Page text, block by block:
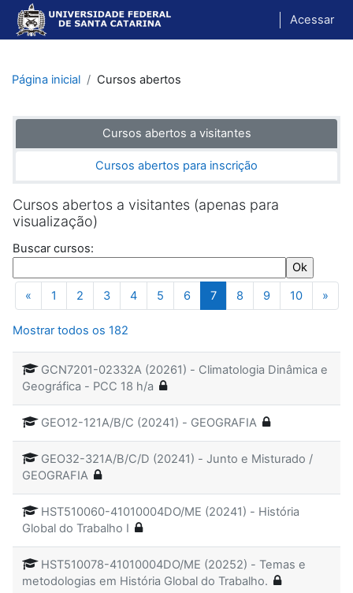
Ir para o conteúdo principal
Acessar
Página inicial Cursos abertos
Cursos abertos a visitantes
Cursos abertos para inscrição
Cursos abertos a visitantes (apenas para
visualização)
Buscar cursos:
«
Página anterior
1
Página 1
2
Página 2
3
Página 3
4
Página 4
5
Página 5
6
Página 6
7
Página 7
8
Página 8
9
Página 9
10
Página 10
»
Mostrar todos os 182
GCN7201-02332A (20261) - Climatologia Dinâmica e
Geográfica - PCC 18 h/a
GEO12-121A/B/C (20241) - GEOGRAFIA
GEO32-321A/B/C/D (20241) - Junto e Misturado /
GEOGRAFIA
HST510060-41010004DO/ME (20241) - História
Global do Trabalho I
HST510078-41010004DO/ME (20252) - Temas e
metodologias em História Global do Trabalho.